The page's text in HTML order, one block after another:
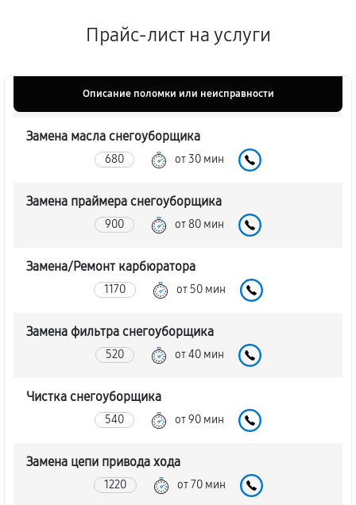
Прайс-лист на услуги
Описание поломки или неисправности
Замена масла снегоуборщика
680 от 30 мин
Замена праймера снегоуборщика
900 от 80 мин
Замена/Pемонт карбюратора
1170 от 50 мин
Замена фильтра снегоуборщика
520 от 40 мин
Чистка снегоуборщика
540 от 90 мин
Замена цепи привода хода
1220 от 70 мин